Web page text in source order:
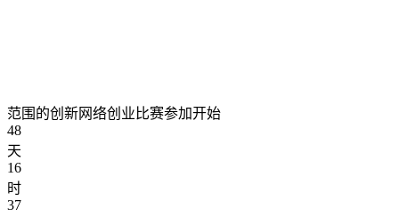
范围的创新网络创业比赛参加开始
48
天
16
时
37